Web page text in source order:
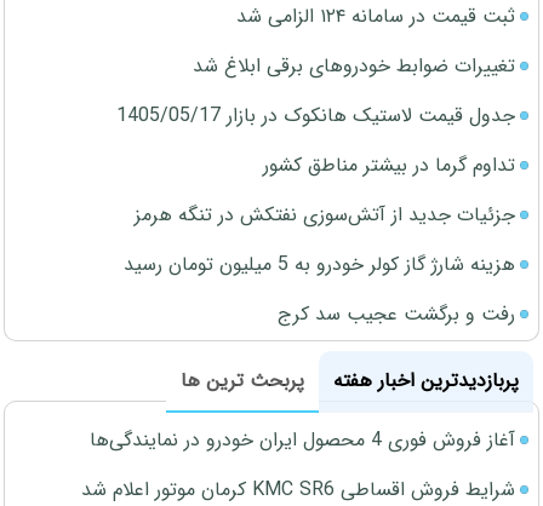
ثبت قیمت در سامانه ۱۲۴ الزامی شد
تغییرات ضوابط خودروهای برقی ابلاغ شد
جدول قیمت لاستیک هانکوک در بازار 1405/05/17
تداوم گرما در بیشتر مناطق کشور
جزئیات جدید از آتش‌سوزی نفتکش در تنگه هرمز
هزینه شارژ گاز کولر خودرو به 5 میلیون تومان رسید
رفت و برگشت عجیب سد کرج
پربازدیدترین اخبار هفته
پربحث ترین ها
آغاز فروش فوری 4 محصول ایران خودرو در نمایندگی‌ها
شرایط فروش اقساطی KMC SR6 کرمان موتور اعلام شد